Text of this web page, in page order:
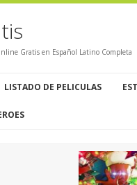
Gratis en Español Latino Completa
LISTADO DE PELICULAS